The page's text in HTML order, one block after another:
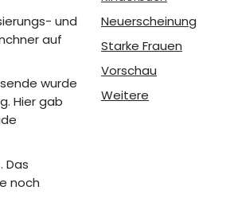
und
auf
wurde
Hier gab
Das
noch
Neuerscheinung
Starke Frauen
Vorschau
Weitere